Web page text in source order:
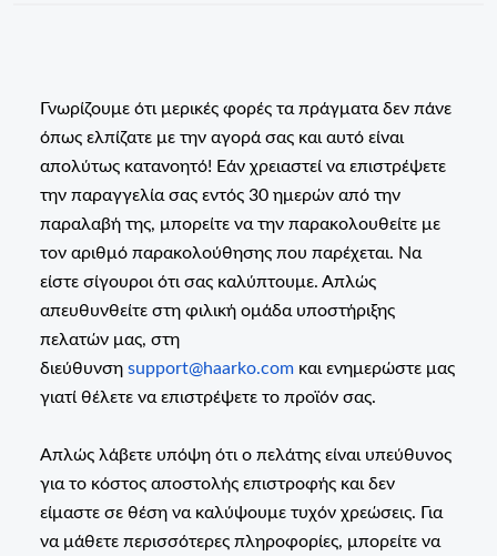
Γνωρίζουμε ότι μερικές φορές τα πράγματα δεν πάνε
όπως ελπίζατε με την αγορά σας και αυτό είναι
απολύτως κατανοητό! Εάν χρειαστεί να επιστρέψετε
την παραγγελία σας εντός 30 ημερών από την
παραλαβή της, μπορείτε να την παρακολουθείτε με
τον αριθμό παρακολούθησης που παρέχεται. Να
είστε σίγουροι ότι σας καλύπτουμε. Απλώς
απευθυνθείτε στη φιλική ομάδα υποστήριξης
πελατών μας, στη
διεύθυνση support@haarko.com και ενημερώστε μας
γιατί θέλετε να επιστρέψετε το προϊόν σας.
Απλώς λάβετε υπόψη ότι ο πελάτης είναι υπεύθυνος
για το κόστος αποστολής επιστροφής και δεν
είμαστε σε θέση να καλύψουμε τυχόν χρεώσεις. Για
να μάθετε περισσότερες πληροφορίες, μπορείτε να